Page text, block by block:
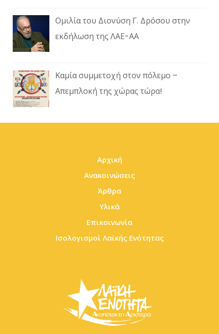
Ομιλία του Διονύση Γ. Δρόσου στην
εκδήλωση της ΛΑΕ-ΑΑ
Καμία συμμετοχή στον πόλεμο –
Απεμπλοκή της χώρας τώρα!
Αρχική
Ανακοινώσεις
Άρθρα
Υλικά
Επικοινωνία
Ισολογισμοί Λαϊκής Ενότητας